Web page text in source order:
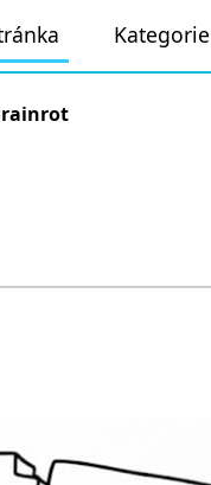
Kategorie